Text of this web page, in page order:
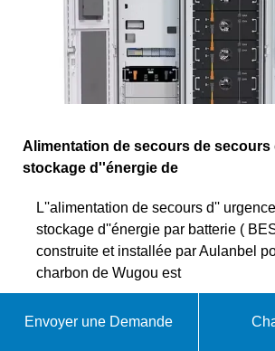
Alimentation de secours de secours
stockage d''énergie de
L''alimentation de secours d''
stockage d''énergie par batterie (
construite et installée par Aulanbel
charbon de Wugou est
Envoyer une Demande